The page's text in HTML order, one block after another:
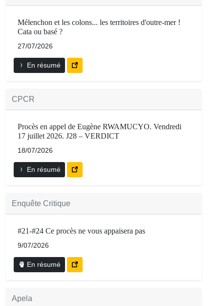
Mélenchon et les colons... les territoires d'outre-mer !
Cata ou basé ?
27/07/2026
En résumé
CPCR
Procès en appel de Eugène RWAMUCYO. Vendredi
17 juillet 2026. J28 – VERDICT
18/07/2026
En résumé
Enquête Critique
#21-#24 Ce procès ne vous appaisera pas
9/07/2026
En résumé
Apela